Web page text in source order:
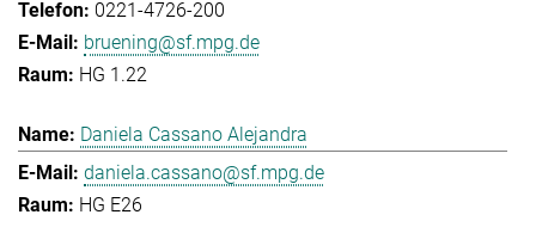
0221-4726-200
bruening@sf.mpg.de
HG 1.22
Daniela Cassano Alejandra
daniela.cassano@sf.mpg.de
HG E26